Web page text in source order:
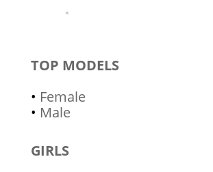
TOP MODELS
• Female
• Male
GIRLS